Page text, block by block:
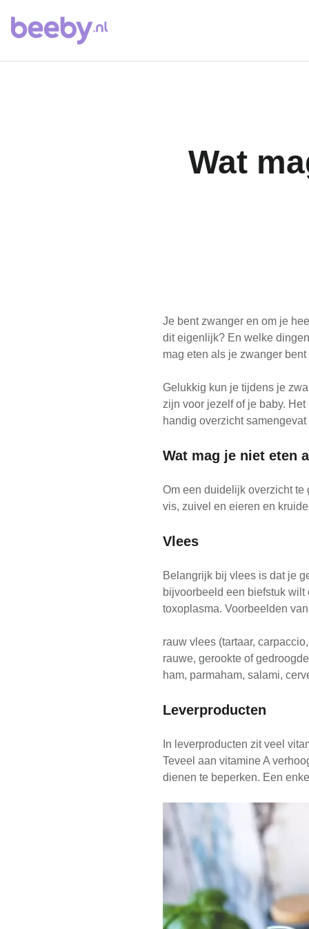
Wat
Je bent zwanger en om je
dit eigenlijk? En welke
mag eten als je zwanger
Gelukkig kun je tijdens je
zijn voor jezelf of je baby.
handig overzicht
Wat mag je niet eten
Om een duidelijk overzicht
vis, zuivel en eieren en
Vlees
Belangrijk bij vlees is dat je
bijvoorbeeld een biefstuk
toxoplasma. Voorbeelden
rauw vlees (tartaar,
rauwe, gerookte of
ham, parmaham, salami,
Leverproducten
In leverproducten zit veel
Teveel aan vitamine A
dienen te beperken. Een